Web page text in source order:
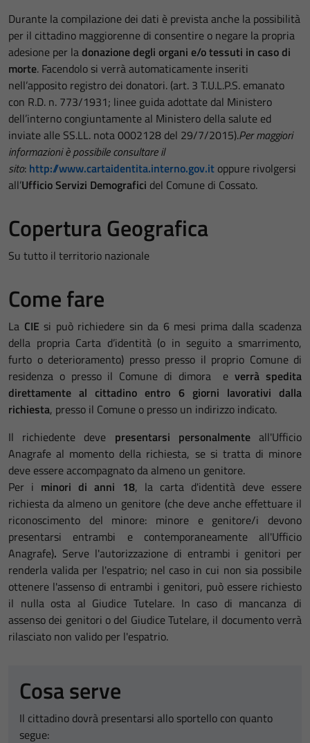
Durante la compilazione dei dati è prevista anche la possibilità
per il cittadino maggiorenne di consentire o negare la propria
adesione per ladonazione degli organi e/o tessuti in caso di
morte. Facendolo si verrà automaticamente inseriti
nell’apposito registro dei donatori. (art. 3 T.U.L.P.S. emanato
con R.D. n. 773/1931; linee guida adottate dal Ministero
dell’interno congiuntamente al Ministero della salute ed
inviate alle SS.LL. nota 0002128 del 29/7/2015).Per maggiori
informazioni è possibile consultare il
sito: http://www.cartaidentita.interno.gov.it oppure rivolgersi
all’Ufficio Servizi Demografici del Comune di Cossato.
Copertura Geografica
Su tutto il territorio nazionale
Come fare
La CIE si può richiedere sin da 6 mesi prima dalla scadenza
della propria Carta d’identità (o in seguito a smarrimento,
furto o deterioramento) presso presso il proprio Comune di
residenza o presso il Comune di dimora everrà spedita
direttamente al cittadino entro 6 giorni lavorativi dalla
richiesta, presso il Comune o presso un indirizzo indicato.
Il richiedente deve presentarsi personalmenteall'Ufficio
Anagrafe al momento della richiesta, se si tratta di minore
deve essere accompagnato da almeno un genitore.
Per i minori di anni 18, la carta d'identità deve essere
richiesta da almeno un genitore (che deve anche effettuare il
riconoscimento del minore: minore e genitore/i devono
presentarsi entrambi e contemporaneamente all'Ufficio
Anagrafe). Serve l'autorizzazione di entrambi i genitori per
renderla valida per l'espatrio; nel caso in cui non sia possibile
ottenere l'assenso di entrambi i genitori, può essere richiesto
il nulla osta al Giudice Tutelare. In caso di mancanza di
assenso dei genitori o del Giudice Tutelare, il documento verrà
rilasciato non valido per l'espatrio.
Cosa serve
Il cittadino dovrà presentarsi allo sportello con quanto
segue: